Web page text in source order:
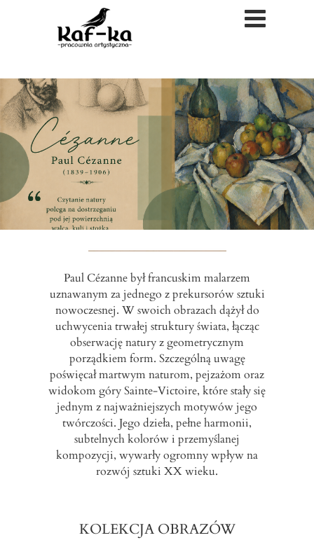
Paul Cézanne był francuskim malarzem
uznawanym za jednego z prekursorów sztuki
nowoczesnej. W swoich obrazach dążył do
uchwycenia trwałej struktury świata, łącząc
obserwację natury z geometrycznym
porządkiem form. Szczególną uwagę
poświęcał martwym naturom, pejzażom oraz
widokom góry Sainte-Victoire, które stały się
jednym z najważniejszych motywów jego
twórczości. Jego dzieła, pełne harmonii,
subtelnych kolorów i przemyślanej
kompozycji, wywarły ogromny wpływ na
rozwój sztuki XX wieku.
KOLEKCJA OBRAZÓW